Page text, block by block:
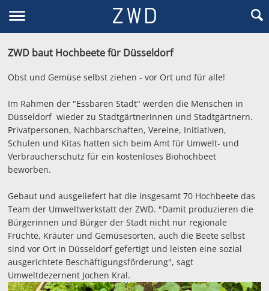
ZWD baut Hochbeete für Düsseldorf
Obst und Gemüse selbst ziehen - vor Ort und für alle!
Im Rahmen der "Essbaren Stadt" werden die Menschen in
Düsseldorf wieder zu Stadtgärtnerinnen und Stadtgärtnern.
Privatpersonen, Nachbarschaften, Vereine, Initiativen,
Schulen und Kitas hatten sich beim Amt für Umwelt- und
Verbraucherschutz für ein kostenloses Biohochbeet
beworben.
Gebaut und ausgeliefert hat die insgesamt 70 Hochbeete das
Team der Umweltwerkstatt der ZWD. "Damit produzieren die
Bürgerinnen und Bürger der Stadt nicht nur regionale
Früchte, Kräuter und Gemüsesorten, auch die Beete selbst
sind vor Ort in Düsseldorf gefertigt und leisten eine sozial
ausgerichtete Beschäftigungsförderung", sagt
Umweltdezernent Jochen Kral.